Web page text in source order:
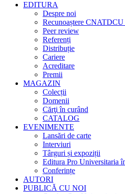
EDITURA
Despre noi
Recunoaștere
Peer review
Referenți
Distribuție
Cariere
Acreditare
Premii
MAGAZIN
Colecții
Domenii
Cărţi în curând
CATALOG
EVENIMENTE
Lansări de carte
Interviuri
Târguri și expoziții
Editura Pro Universitaria
Conferințe
AUTORI
PUBLICĂ CU NOI